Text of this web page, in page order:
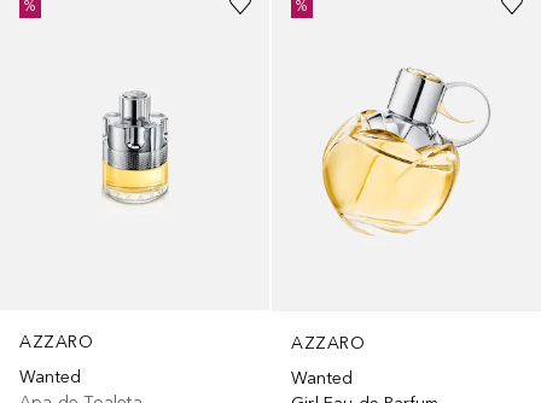
AZZARO
Wanted
%
AZZARO
Wanted
%